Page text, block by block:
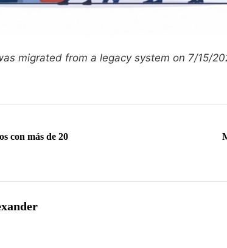
migrated from a legacy system on 7/15/
con más de 20